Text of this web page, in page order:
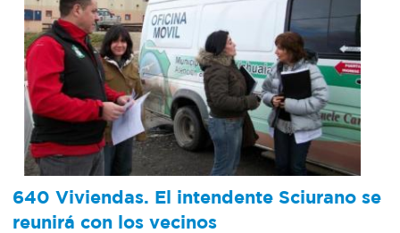
640 Viviendas. El intendente Sciurano se
reunirá con los vecinos